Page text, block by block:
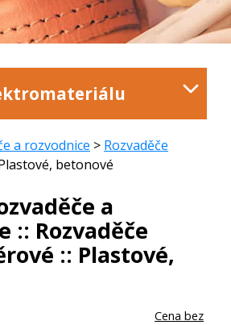
a rozvodnice > Rozvaděče
betonové
a
:: Rozvaděče
:: Plastové,
Cena bez